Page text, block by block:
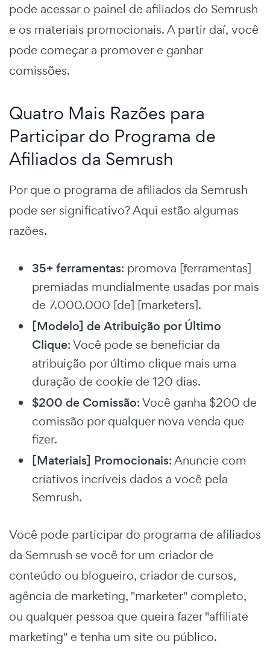
pode acessar o painel de afiliados do Semrush
e os materiais promocionais. A partir daí, você
pode começar a promover e ganhar
comissões.
Quatro Mais Razões para
Participar do Programa de
Afiliados da Semrush
Por que o programa de afiliados da Semrush
pode ser significativo? Aqui estão algumas
razões.
35+ ferramentas: promova [ferramentas]
premiadas mundialmente usadas por mais
de 7.000.000 [de] [marketers].
[Modelo] de Atribuição por Último
Clique: Você pode se beneficiar da
atribuição por último clique mais uma
duração de cookie de 120 dias.
$200 de Comissão: Você ganha $200 de
comissão por qualquer nova venda que
fizer.
[Materiais] Promocionais: Anuncie com
criativos incríveis dados a você pela
Semrush.
Você pode participar do programa de afiliados
da Semrush se você for um criador de
conteúdo ou blogueiro, criador de cursos,
agência de marketing, "marketer" completo,
ou qualquer pessoa que queira fazer "affiliate
marketing" e tenha um site ou público.